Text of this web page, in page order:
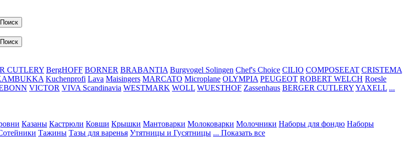
CUTLERY BergHOFF BORNER BRABANTIA Burgvogel Solingen Chef's Choice CILIO COMPOSEEAT CRISTEMA
Kuchenprofi Lava Maisingers MARCATO Microplane OLYMPIA PEUGEOT ROBERT WELCH Roesle
VICTOR VIVA Scandinavia WESTMARK WOLL WUESTHOF Zassenhaus BERGER CUTLERYYAXELL ...
Казаны Кастрюли Ковши Крышки Мантоварки Молоковарки Молочники Наборы для фондю Наборы
Тажины Тазы для варенья Утятницы и Гусятницы ... Показать все